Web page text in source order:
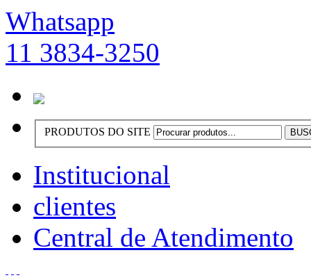
Whatsapp
11 3834-3250
PRODUTOS DO SITE
Institucional
clientes
Central de Atendimento